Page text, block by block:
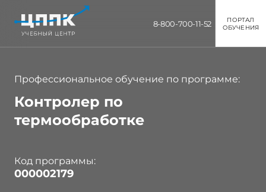
8-800-700-11-52
ПОРТАЛ
ОБУЧЕНИЯ
Профессиональное обучение по программе:
Контролер по
термообработке
Код программы:
000002179